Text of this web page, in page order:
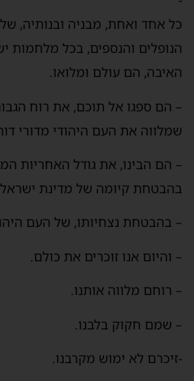
כל אחד ואחת, מבניה ובנותיה,
הנופלים והנספים, בכל מלחמות
האיבה, הם עולם ומלואו.
– הם ספגו אל תוכם, את רוח
שמלווה את העם היהודי מדורי
– הם הבינו, את גודל האחריות
בהבטחת קיומה של מדינת
– בהבטחת נצחיותו, של העם
– והיום אנו זוכרים את כולם.
– רוחם מלווה אותנו.
– שמם חקוק בלבנו.
-זיכרם לא ימוש מקרבנו.